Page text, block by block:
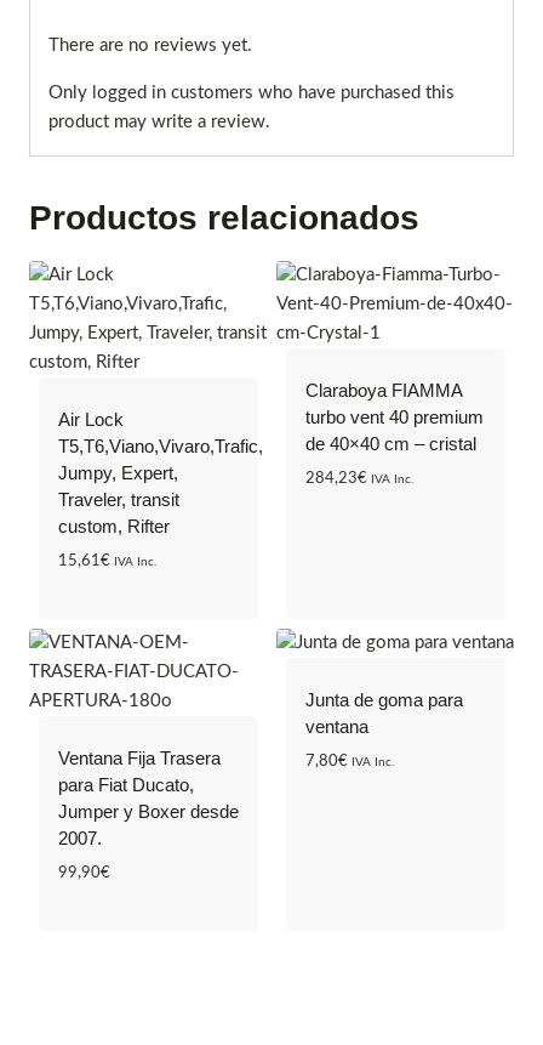
There are no reviews yet.
Only logged in customers who have purchased this
product may write a review.
Productos relacionados
Air Lock
T5,T6,Viano,Vivaro,Trafic,
Jumpy, Expert,
Traveler, transit
custom, Rifter
15,61€ IVA Inc.
Claraboya FIAMMA
turbo vent 40 premium
de 40×40 cm – cristal
284,23€ IVA Inc.
Ventana Fija Trasera
para Fiat Ducato,
Jumper y Boxer desde
2007.
99,90€
Junta de goma para
ventana
7,80€ IVA Inc.